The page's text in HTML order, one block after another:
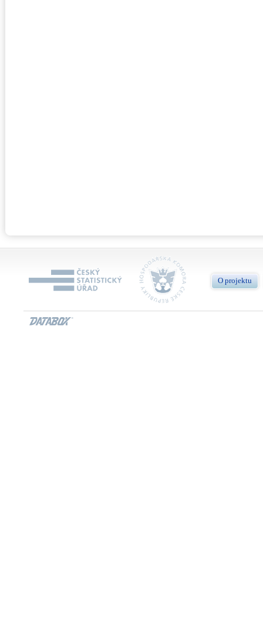
O projektu